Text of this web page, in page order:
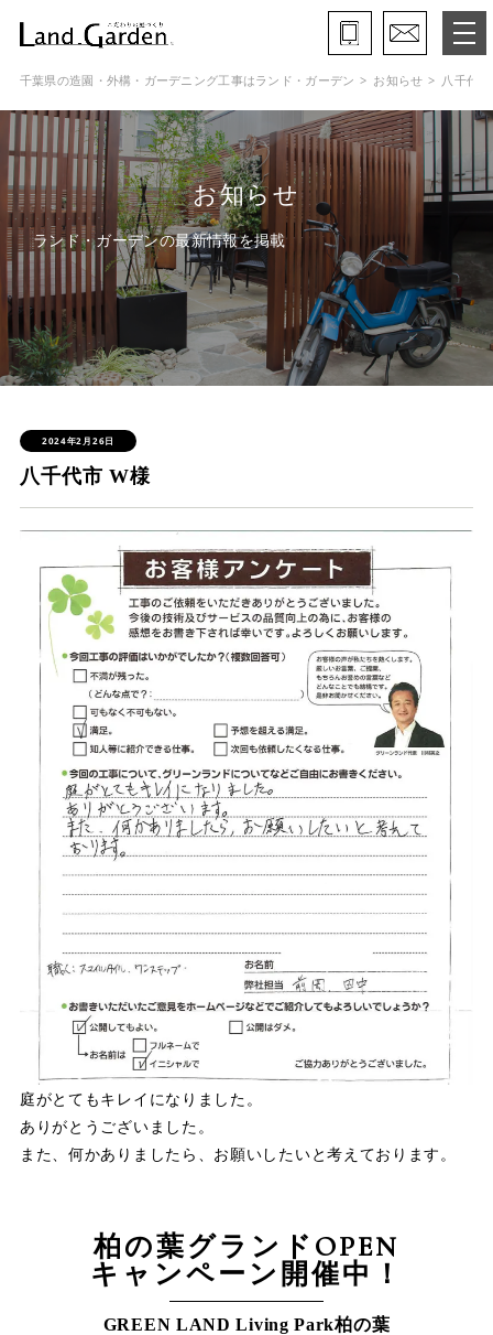
ランド・ガーデンとは
モデルガーデン
施工事例
保証と約束・ご理解いただきたい事
施工の流れ
よくある質問
会社概要
スタッフ紹介
プライバシーポリシー
サイトマップ
採用情報
千葉県の造園・外構・ガーデニング工事はランド・ガーデン お知らせ 八千代
お知らせ
ランド・ガーデンの最新情報を掲載
2024年2月26日
八千代市 W様
庭がとてもキレイになりました。
ありがとうございました。
また、何かありましたら、お願いしたいと考えております。
柏の葉グランドOPEN
キャンペーン開催中！
GREEN LAND Living Park柏の葉